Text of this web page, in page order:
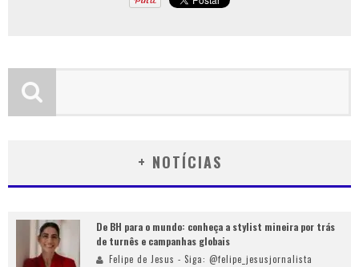
+ NOTÍCIAS
De BH para o mundo: conheça a stylist mineira por trás
de turnês e campanhas globais
Felipe de Jesus - Siga: @felipe_jesusjornalista